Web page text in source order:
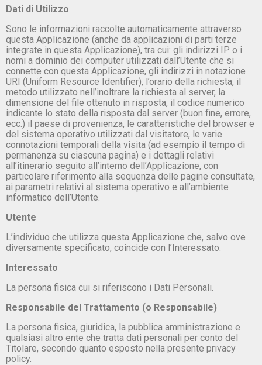
Dati di Utilizzo
Sono le informazioni raccolte automaticamente attraverso
questa Applicazione (anche da applicazioni di parti terze
integrate in questa Applicazione), tra cui: gli indirizzi IP o i
nomi a dominio dei computer utilizzati dall’Utente che si
connette con questa Applicazione, gli indirizzi in notazione
URI (Uniform Resource Identifier), l’orario della richiesta, il
metodo utilizzato nell’inoltrare la richiesta al server, la
dimensione del file ottenuto in risposta, il codice numerico
indicante lo stato della risposta dal server (buon fine, errore,
ecc.) il paese di provenienza, le caratteristiche del browser e
del sistema operativo utilizzati dal visitatore, le varie
connotazioni temporali della visita (ad esempio il tempo di
permanenza su ciascuna pagina) e i dettagli relativi
all’itinerario seguito all’interno dell’Applicazione, con
particolare riferimento alla sequenza delle pagine consultate,
ai parametri relativi al sistema operativo e all’ambiente
informatico dell’Utente.
Utente
L’individuo che utilizza questa Applicazione che, salvo ove
diversamente specificato, coincide con l’Interessato.
Interessato
La persona fisica cui si riferiscono i Dati Personali.
Responsabile del Trattamento (o Responsabile)
La persona fisica, giuridica, la pubblica amministrazione e
qualsiasi altro ente che tratta dati personali per conto del
Titolare, secondo quanto esposto nella presente privacy
policy.